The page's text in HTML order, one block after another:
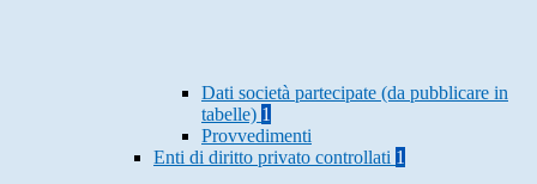
Dati società partecipate (da pubblicare in
tabelle) 1
Provvedimenti
Enti di diritto privato controllati 1